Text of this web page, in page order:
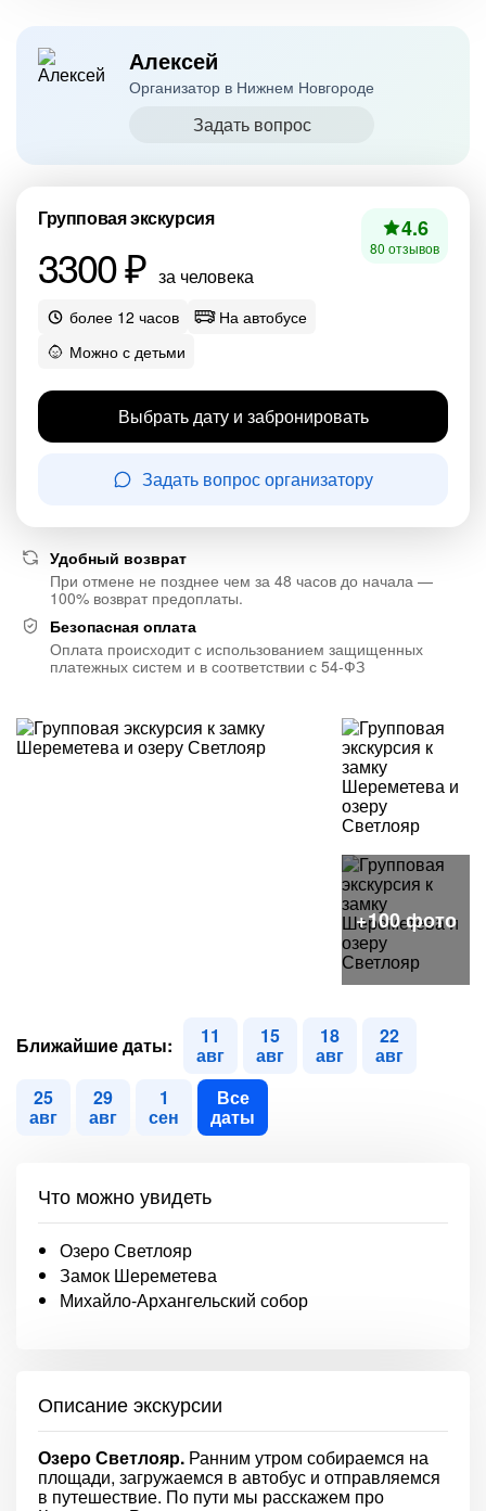
Алексей
Организатор в Нижнем Новгороде
Задать вопрос
Групповая экскурсия
3300 ₽ за человека
4.6
80 отзывов
более 12 часов
На автобусе
Можно с детьми
Выбрать дату и забронировать
Задать вопрос организатору
Удобный возврат
При отмене не позднее чем за 48 часов до начала —
100% возврат предоплаты.
Безопасная оплата
Оплата происходит с использованием защищенных
платежных систем и в соответствии с 54-ФЗ
Ближайшие даты: 11
авг
15
авг
18
авг
22
авг
25
авг
29
авг
1
сен
Все
даты
Что можно увидеть
Озеро Светлояр
Замок Шереметева
Михайло-Архангельский собор
Описание экскурсии
Озеро Светлояр. Ранним утром собираемся на
площади, загружаемся в автобус и отправляемся
в путешествие. По пути мы расскажем про